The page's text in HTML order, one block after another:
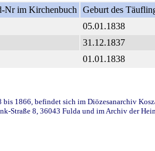
Nr im Kirchenbuch Geburt des
05.01.1838
31.12.1837
01.01.1838
1866, befindet sich im Diözesanarchiv
Straße 8, 36043 Fulda und im Archiv der